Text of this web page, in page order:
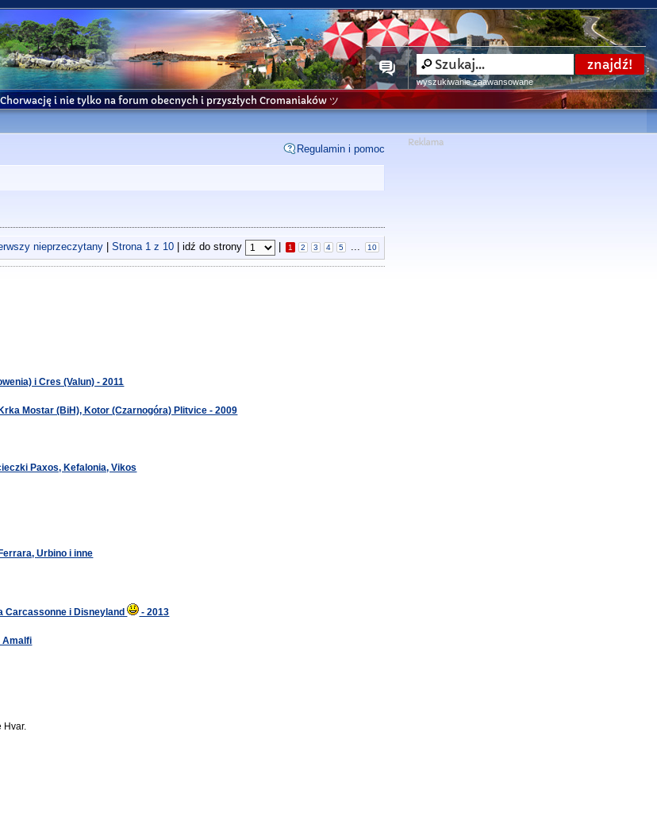
wyszukiwanie zaawansowane
i nie tylko na forum obecnych i przyszłych Cromaniaków ツ
Regulamin i pomoc
nieprzeczytany| Strona 1z 10| idź do strony 1 2 3 4 5 ... 10
i Cres (Valun) - 2011
Mostar (BiH), Kotor (Czarnogóra) Plitvice - 2009
Paxos, Kefalonia, Vikos
Urbino i inne
Carcassonne i Disneyland - 2013
Amalfi
Hvar.